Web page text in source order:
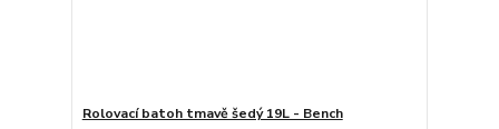
Rolovací batoh tmavě šedý 19L - Bench